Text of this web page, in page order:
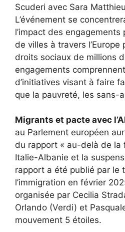
Scuderi avec Sara
L’événement se
l’impact des
de villes à travers l’Europe
droits sociaux de millions
engagements
d’initiatives visant à faire
que la pauvreté, les sans-
Migrants et pacte avec
au Parlement européen
du rapport « au-delà de la
Italie-Albanie et la
rapport a été publié par le
l’immigration en février
organisée par Cecilia
Orlando (Verdi) et
mouvement 5 étoiles.